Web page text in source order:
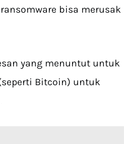
bisa merusak
yang menuntut untuk
Bitcoin) untuk